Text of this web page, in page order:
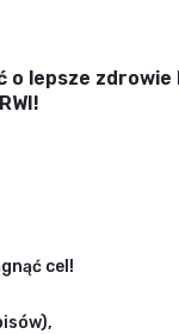
o lepsze zdrowie
cel!